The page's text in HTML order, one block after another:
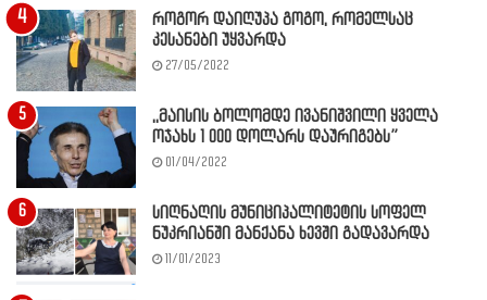
როგორ დაიღუპა გოგო, რომელსაც
კესანები უყვარდა
27/05/2022
,,მაისის ბოლომდე ივანიშვილი ყველა
ოჯახს 1 000 დოლარს დაურიგებს”
01/04/2022
სიღნაღის მუნიციპალიტეტის სოფელ
ნუკრიანში მანქანა ხევში გადავარდა
11/01/2023